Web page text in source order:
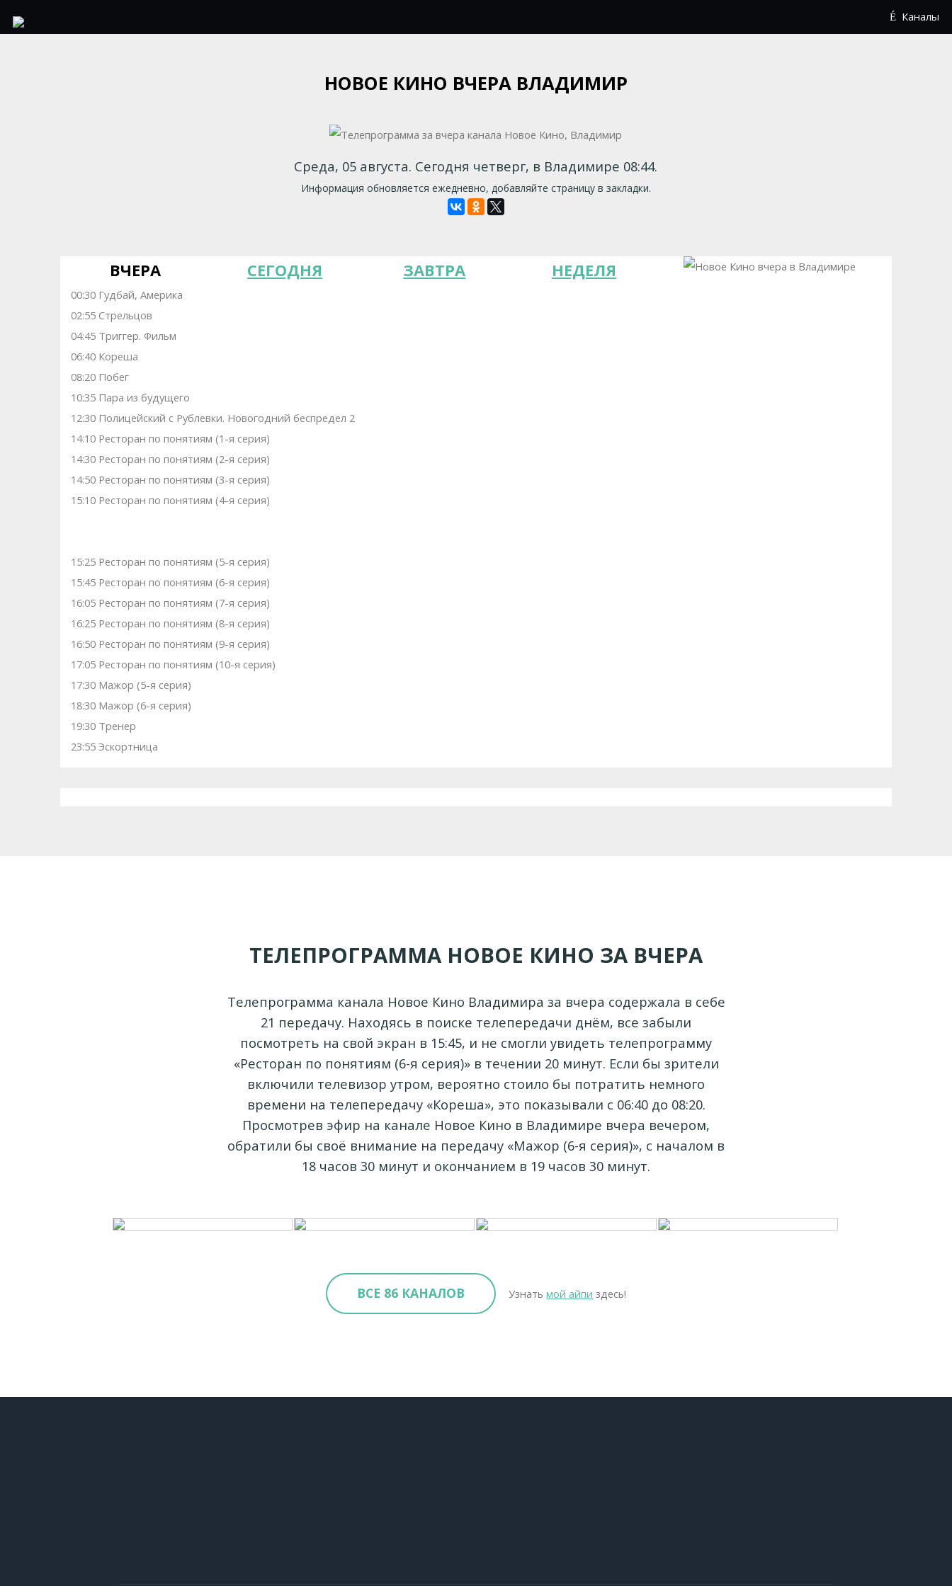
Каналы
НОВОЕ КИНО ВЧЕРА ВЛАДИМИР
Среда, 05 августа. Сегодня четверг, в Владимире 08:44.
Информация обновляется ежедневно, добавляйте страницу в закладки.
ВЧЕРА СЕГОДНЯ ЗАВТРА НЕДЕЛЯ
00:30 Гудбай, Америка
02:55 Стрельцов
04:45 Триггер. Фильм
06:40 Кореша
08:20 Побег
10:35 Пара из будущего
12:30 Полицейский с Рублевки. Новогодний беспредел 2
14:10 Ресторан по понятиям (1-я серия)
14:30 Ресторан по понятиям (2-я серия)
14:50 Ресторан по понятиям (3-я серия)
15:10 Ресторан по понятиям (4-я серия)
15:25 Ресторан по понятиям (5-я серия)
15:45 Ресторан по понятиям (6-я серия)
16:05 Ресторан по понятиям (7-я серия)
16:25 Ресторан по понятиям (8-я серия)
16:50 Ресторан по понятиям (9-я серия)
17:05 Ресторан по понятиям (10-я серия)
17:30 Мажор (5-я серия)
18:30 Мажор (6-я серия)
19:30 Тренер
23:55 Эскортница
ТЕЛЕПРОГРАММА НОВОЕ КИНО ЗА ВЧЕРА
Телепрограмма канала Новое Кино Владимира за вчера содержала в себе
21 передачу. Находясь в поиске телепередачи днём, все забыли
посмотреть на свой экран в 15:45, и не смогли увидеть телепрограмму
«Ресторан по понятиям (6-я серия)» в течении 20 минут. Если бы зрители
включили телевизор утром, вероятно стоило бы потратить немного
времени на телепередачу «Кореша», это показывали с 06:40 до 08:20.
Просмотрев эфир на канале Новое Кино в Владимире вчера вечером,
обратили бы своё внимание на передачу «Мажор (6-я серия)», с началом в
18 часов 30 минут и окончанием в 19 часов 30 минут.
ВСЕ 86 КАНАЛОВ Узнатьмой айпи здесь!